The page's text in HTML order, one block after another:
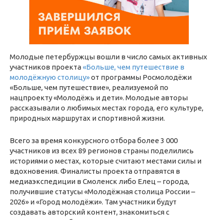
Молодые петербуржцы вошли в число самых активных
участников проекта«Больше, чем путешествие в
молодёжную столицу»от программы Росмолодёжи
«Больше, чем путешествие», реализуемой по
нацпроекту «Молодёжь и дети». Молодые авторы
рассказывали о любимых местах города, его культуре,
природных маршрутах и спортивной жизни.
Всего за время конкурсного отбора более 3 000
участников из всех 89 регионов страны поделились
историями о местах, которые считают местами силы и
вдохновения. Финалисты проекта отправятся в
медиаэкспедиции в Смоленск либо Елец – города,
получившие статусы «Молодёжная столица России –
2026» и «Город молодёжи». Там участники будут
создавать авторский контент, знакомиться с